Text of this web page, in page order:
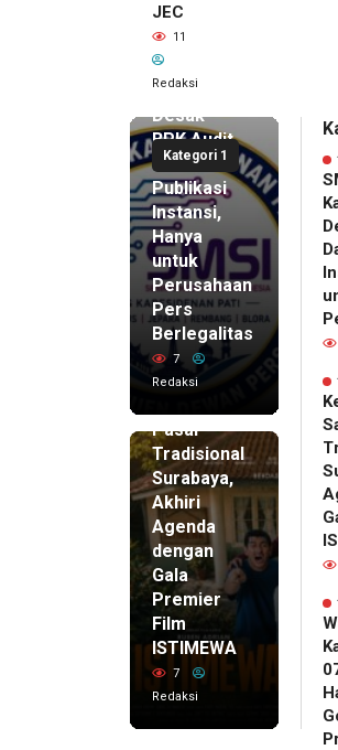
JEC
11
Redaksi
Kategori 1
15 jam lalu
SMSI Eks
Karesidenan
Pati
Desak
BPK Audit
Dana
Publikasi
Instansi,
Hanya
untuk
Perusahaan
Pers
Berlegalitas
7
Redaksi
15 jam lalu
Ketum
DPP
IKAPPI
Pasar
Tradisional
Surabaya,
Akhiri
Agenda
dengan
Gala
Premier
Film
ISTIMEWA
7
Redaksi